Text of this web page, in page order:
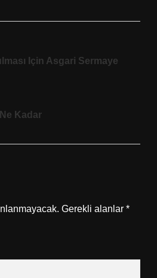
Için Asgari Sermaye
Kadar
Gerekli alanlar *